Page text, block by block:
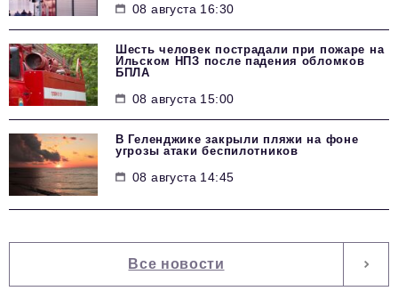
08 августа 16:30
Шесть человек пострадали при пожаре на
Ильском НПЗ после падения обломков
БПЛА
08 августа 15:00
В Геленджике закрыли пляжи на фоне
угрозы атаки беспилотников
08 августа 14:45
Все новости